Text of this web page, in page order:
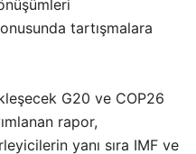
tartışmalara
G20 ve COP26
rapor,
yanı sıra IMF ve